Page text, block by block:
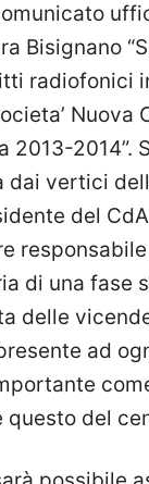
Bisignano
radiofonici
Nuova
2013-2014”.
dai vertici
del
di una fase
delle
ad
questo del